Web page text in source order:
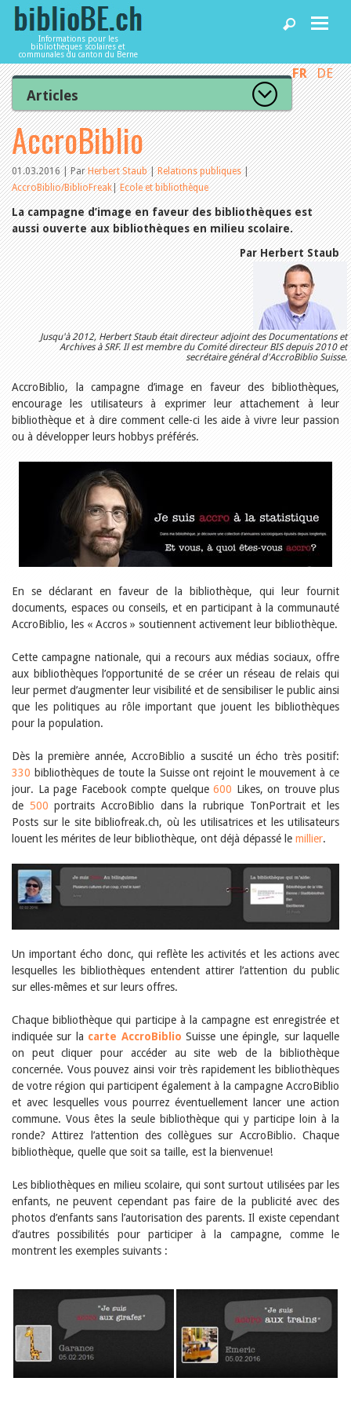
Informations pour les
bibliothèques scolaires et
communales du canton du Berne
Accueil
Articles
Bibliothèques
Agenda
Services
Utiliser biblioBE.ch
FR DE
Articles
Tous les articles
Articles recommandés
Les mieux notés
Catégories
L’Office de la culture informe
La Commission informe
Les bibliothèques informent
Organisation
Locaux et infrastructure
Collections
Utilisation
Finances
Personnel
Gestion de la qualité
Droit et politique
Relations publiques
Du monde entier
Tags
Formation et perfectionnement
Animations
Jeune public
Ecole et bibliothèque
Subventions cantonales
Subventions extraordinaires
Membres de la commission
Encouragement des
bibliothèques
Bibliomedia
Auteurs
Julie Greub
Sibylle Birrer
Javier Lopez
Andrea Grichting
Aline Yeretzian
Markus Jost
Markus Keel
Blaise Humbert-Droz
Sarah Jenni
Gabriela Hammel
Tous les auteurs
Archives
Juillet 2026
Décembre 2025
Novembre 2025
Septembre 2025
Juin 2025
Mars 2025
Février 2025
Janvier 2025
2024
2023
2022
2021
2020
2019
2017
2016
2015
2014
2013
2012
AccroBiblio
01.03.2016 | ParHerbert Staub|Relations publiques|
AccroBiblio/BiblioFreak|Ecole et bibliothèque
La campagne d’image en faveur des bibliothèques est
aussi ouverte aux bibliothèques en milieu scolaire.
Par Herbert Staub
Jusqu'à 2012, Herbert Staub était directeur adjoint des Documentations et
Archives à SRF. Il est membre du Comité directeur BIS depuis 2010 et
secrétaire général d'AccroBiblio Suisse.
AccroBiblio, la campagne d’image en faveur des bibliothèques,
encourage les utilisateurs à exprimer leur attachement à leur
bibliothèque et à dire comment celle-ci les aide à vivre leur passion
ou à développer leurs hobbys préférés.
En se déclarant en faveur de la bibliothèque, qui leur fournit
documents, espaces ou conseils, et en participant à la communauté
AccroBiblio, les « Accros » soutiennent activement leur bibliothèque.
Cette campagne nationale, qui a recours aux médias sociaux, offre
aux bibliothèques l’opportunité de se créer un réseau de relais qui
leur permet d’augmenter leur visibilité et de sensibiliser le public ainsi
que les politiques au rôle important que jouent les bibliothèques
pour la population.
Dès la première année, AccroBiblio a suscité un écho très positif:
330 bibliothèques de toute la Suisse ont rejoint le mouvement à ce
jour. La page Facebook compte quelque 600 Likes, on trouve plus
de 500 portraits AccroBiblio dans la rubrique TonPortrait et les
Posts sur le site bibliofreak.ch, où les utilisatrices et les utilisateurs
louent les mérites de leur bibliothèque, ont déjà dépassé le millier.
Un important écho donc, qui reflète les activités et les actions avec
lesquelles les bibliothèques entendent attirer l’attention du public
sur elles-mêmes et sur leurs offres.
Chaque bibliothèque qui participe à la campagne est enregistrée et
indiquée sur la carte AccroBiblioSuisse une épingle, sur laquelle
on peut cliquer pour accéder au site web de la bibliothèque
concernée. Vous pouvez ainsi voir très rapidement les bibliothèques
de votre région qui participent également à la campagne AccroBiblio
et avec lesquelles vous pourrez éventuellement lancer une action
commune. Vous êtes la seule bibliothèque qui y participe loin à la
ronde? Attirez l’attention des collègues sur AccroBiblio. Chaque
bibliothèque, quelle que soit sa taille, est la bienvenue!
Les bibliothèques en milieu scolaire, qui sont surtout utilisées par les
enfants, ne peuvent cependant pas faire de la publicité avec des
photos d’enfants sans l’autorisation des parents. Il existe cependant
d’autres possibilités pour participer à la campagne, comme le
montrent les exemples suivants :